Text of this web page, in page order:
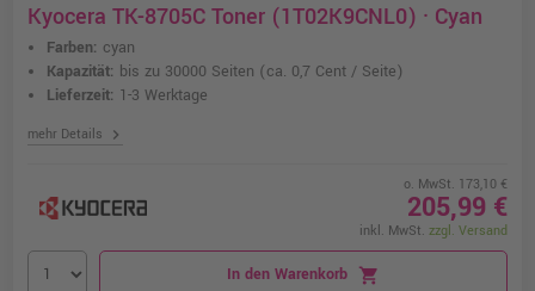
Kyocera TK-8705C Toner (1T02K9CNL0) · Cyan
Farben: cyan
Kapazität: bis zu 30000 Seiten (ca. 0,7 Cent / Seite)
Lieferzeit: 1-3 Werktage
mehr Details chevron_right
o. MwSt. 173,10 €
205,99 €
inkl. MwSt. zzgl. Versand
In den Warenkorb shopping_cart